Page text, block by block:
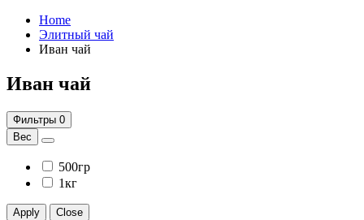
Home
Элитный чай
Иван чай
Иван чай
Фильтры 0
Вес
500гр
1кг
Apply Close